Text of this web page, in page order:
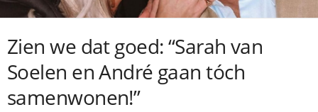
Zien we dat goed: “Sarah van
Soelen en André gaan tóch
samenwonen!”